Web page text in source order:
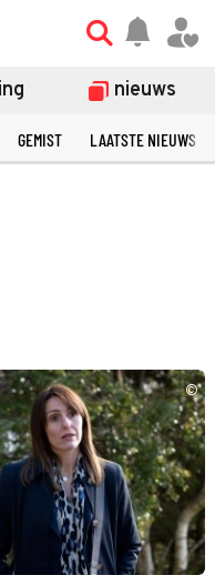
nieuws
GEMIST LAATSTE NIEUWS
©